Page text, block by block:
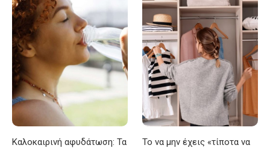
Καλοκαιρινή αφυδάτωση: Τα
Το να μην έχεις «τίποτα να